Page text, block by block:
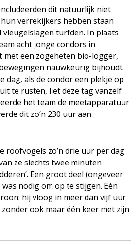
dit natuurlijk niet
verrekijkers hebben staan
turfden. In plaats
acht jonge condors in
met een zogeheten bio-logger,
nauwkeurig bijhoudt.
dag, als de condor een plekje op
te rusten, liet deze tag vanzelf
het team de meetapparatuur
dit zo’n 230 uur aan
roofvogels zo’n drie uur per dag
ze slechts twee minuten
Een groot deel (ongeveer
nodig om op te stijgen. Eén
hij vloog in meer dan vijf uur
zonder ook maar één keer met zijn